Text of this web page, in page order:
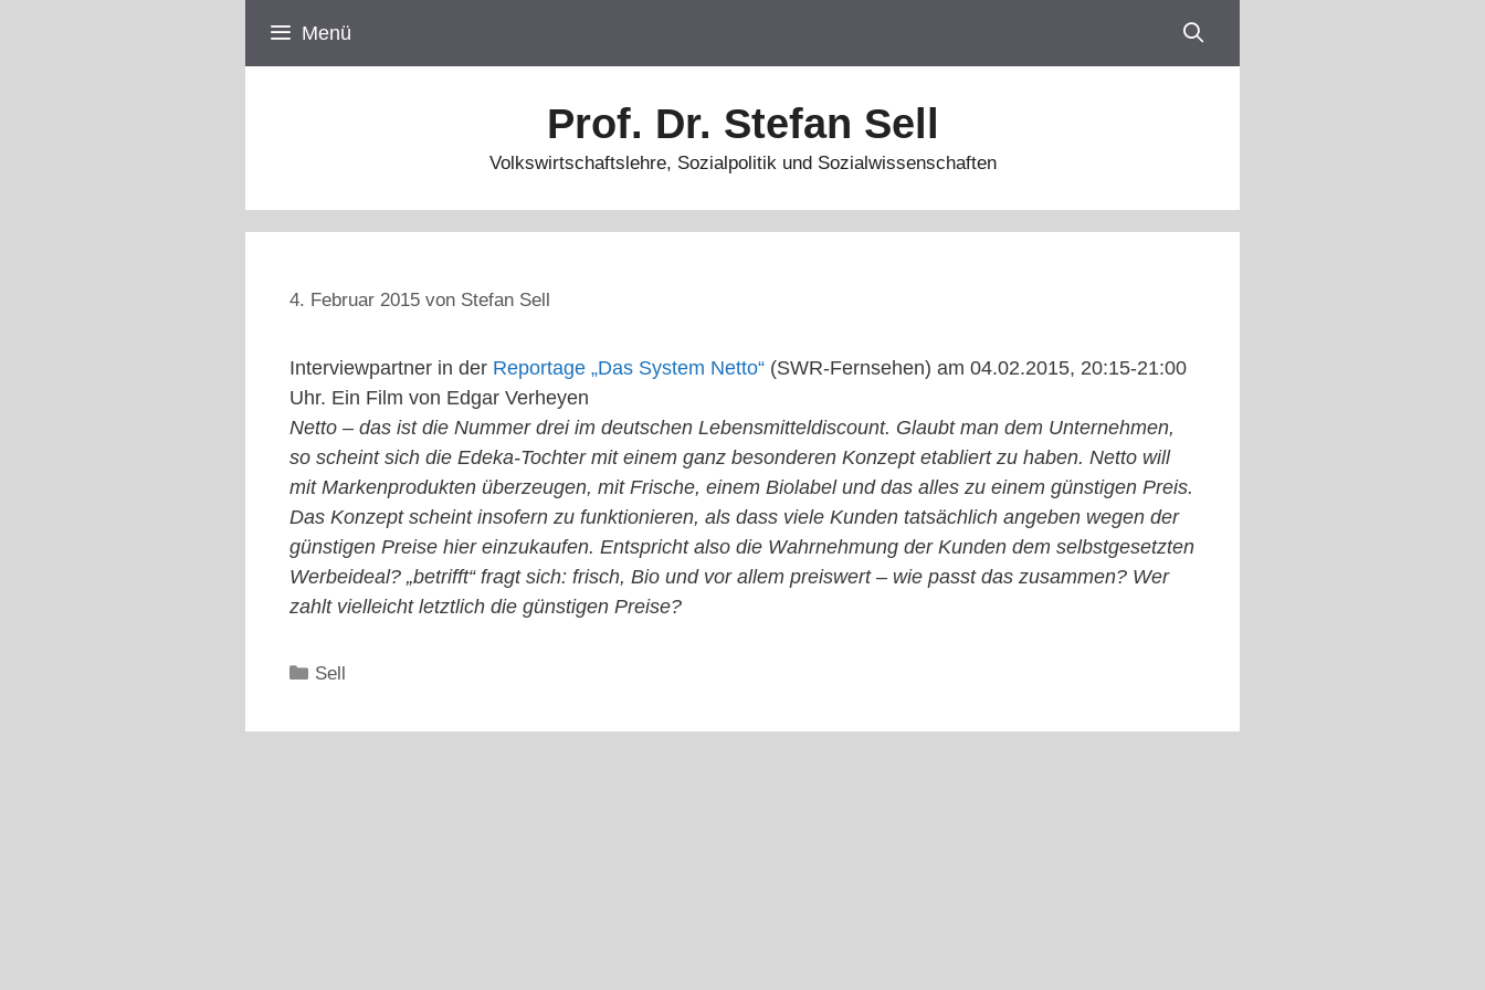
Menü
Prof. Dr. Stefan Sell
Volkswirtschaftslehre, Sozialpolitik und Sozialwissenschaften
4. Februar 2015 von Stefan Sell
Interviewpartner in der Reportage „Das System Netto“ (SWR-Fernsehen) am 04.02.2015, 20:15-21:00
Uhr. Ein Film von Edgar Verheyen
Netto – das ist die Nummer drei im deutschen Lebensmitteldiscount. Glaubt man dem Unternehmen,
so scheint sich die Edeka-Tochter mit einem ganz besonderen Konzept etabliert zu haben. Netto will
mit Markenprodukten überzeugen, mit Frische, einem Biolabel und das alles zu einem günstigen Preis.
Das Konzept scheint insofern zu funktionieren, als dass viele Kunden tatsächlich angeben wegen der
günstigen Preise hier einzukaufen. Entspricht also die Wahrnehmung der Kunden dem selbstgesetzten
Werbeideal? „betrifft“ fragt sich: frisch, Bio und vor allem preiswert – wie passt das zusammen? Wer
zahlt vielleicht letztlich die günstigen Preise?
Kategorien
Sell